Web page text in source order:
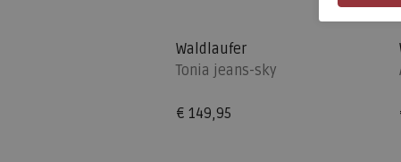
Waldlaufer
Tonia jeans-sky
€ 149,95